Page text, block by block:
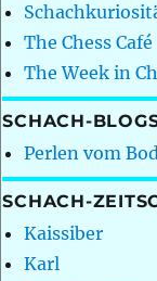
The Chess Café
The Week in
SCHACH-
Perlen vom
SCHACH-
Kaissiber
Karl